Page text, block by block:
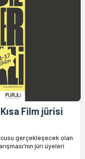
Film jürisi
gerçekleşecek olan
jüri üyeleri